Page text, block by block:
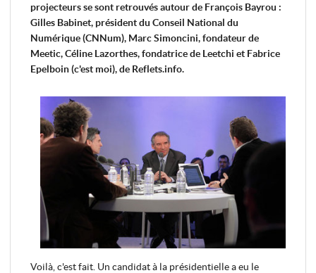
projecteurs se sont retrouvés autour de François Bayrou :
Gilles Babinet, président du Conseil National du
Numérique (CNNum), Marc Simoncini, fondateur de
Meetic, Céline Lazorthes, fondatrice de Leetchi et Fabrice
Epelboin (c'est moi), de Reflets.info.
Voilà, c'est fait. Un candidat à la présidentielle a eu le